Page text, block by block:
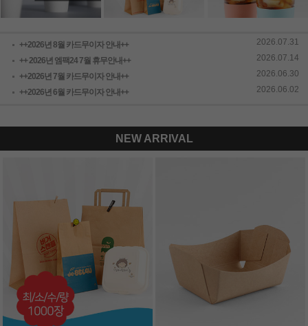
++2026년 8월 카드무이자 안내++
2026.07.31
++ 2026년 엠팩24 7월 휴무안내++
2026.07.14
++2026년 7월 카드무이자 안내++
2026.06.30
++2026년 6월 카드무이자 안내++
2026.06.02
NEW ARRIVAL